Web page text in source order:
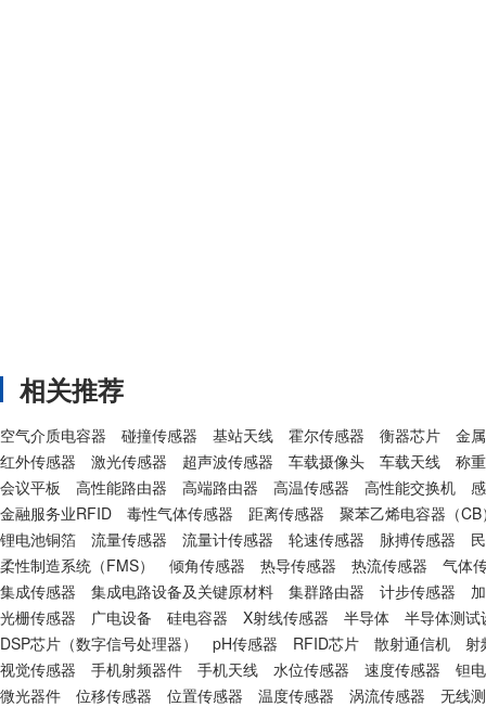
相关推荐
空气介质电容器 碰撞传感器 基站天线 霍尔传感器 衡器芯片
金
红外传感器
激光传感器 超声波传感器 车载摄像头 车载天线
称
会议平板
高性能路由器 高端路由器 高温传感器 高性能交换机
金融服务业RFID
毒性气体传感器 距离传感器
聚苯乙烯电容器（CB
锂电池铜箔
流量传感器 流量计传感器 轮速传感器 脉搏传感器
柔性制造系统（FMS）
倾角传感器 热导传感器 热流传感器
气体
集成传感器
集成电路设备及关键原材料 集群路由器 计步传感器
光栅传感器
广电设备 硅电容器 X射线传感器 半导体
半导体测试
DSP芯片（数字信号处理器）
pH传感器 RFID芯片 散射通信机
射
视觉传感器
手机射频器件 手机天线 水位传感器 速度传感器
钽
微光器件
位移传感器 位置传感器 温度传感器 涡流传感器
无线